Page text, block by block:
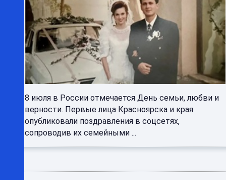
8 июля в России отмечается День семьи, любви и
верности. Первые лица Красноярска и края
опубликовали поздравления в соцсетях,
сопроводив их семейными ...